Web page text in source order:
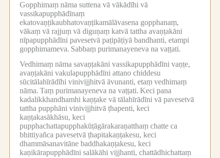
Gopphimaṃ nāma suttena vā vākādīhi vā
vassikapupphādīnaṃ
ekatovaṇṭikaubhatovaṇṭikamālāvasena gopphanaṃ,
vākaṃ vā rajjuṃ vā diguṇaṃ katvā tattha avaṇṭakāni
nīpapupphādīni pavesetvā paṭipāṭiyā bandhanti, etampi
gopphimameva. Sabbaṃ purimanayeneva na vaṭṭati.
Vedhimaṃ nāma savaṇṭakāni vassikapupphādīni vaṇṭe,
avaṇṭakāni vakulapupphādīni attano chiddesu
sūcitālahīrādīhi vinivijjhitvā āvunanti, etaṃ vedhimaṃ
nāma. Taṃ purimanayeneva na vaṭṭati. Keci pana
kadalikkhandhamhi kaṇṭake vā tālahīrādīni vā pavesetvā
tattha pupphāni vinivijjhitvā ṭhapenti, keci
kaṇṭakasākhāsu, keci
pupphachattapupphakūṭāgārakaraṇatthaṃ chatte ca
bhittiyañca pavesetvā ṭhapitakaṇṭakesu, keci
dhammāsanavitāne baddhakaṇṭakesu, keci
kaṇikārapupphādīni salākāhi vijjhanti, chattādhichattaṃ